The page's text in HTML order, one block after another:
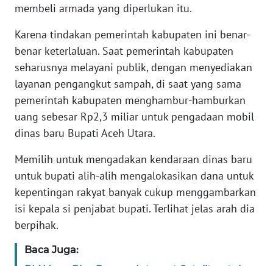
membeli armada yang diperlukan itu.
Karena tindakan pemerintah kabupaten ini benar-
benar keterlaluan. Saat pemerintah kabupaten
seharusnya melayani publik, dengan menyediakan
layanan pengangkut sampah, di saat yang sama
pemerintah kabupaten menghambur-hamburkan
uang sebesar Rp2,3 miliar untuk pengadaan mobil
dinas baru Bupati Aceh Utara.
Memilih untuk mengadakan kendaraan dinas baru
untuk bupati alih-alih mengalokasikan dana untuk
kepentingan rakyat banyak cukup menggambarkan
isi kepala si penjabat bupati. Terlihat jelas arah dia
berpihak.
Baca Juga:
WN
WN
KEPRI
WN
PAPUA
PAPUA
BARAT
WN
RIAU
WN